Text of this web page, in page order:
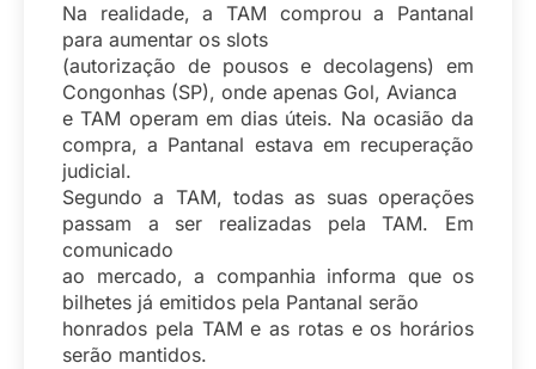
Na realidade, a TAM comprou a Pantanal
para aumentar os slots
(autorização de pousos e decolagens) em
Congonhas (SP), onde apenas Gol, Avianca
e TAM operam em dias úteis. Na ocasião da
compra, a Pantanal estava em recuperação
judicial.
Segundo a TAM, todas as suas operações
passam a ser realizadas pela TAM. Em
comunicado
ao mercado, a companhia informa que os
bilhetes já emitidos pela Pantanal serão
honrados pela TAM e as rotas e os horários
serão mantidos.